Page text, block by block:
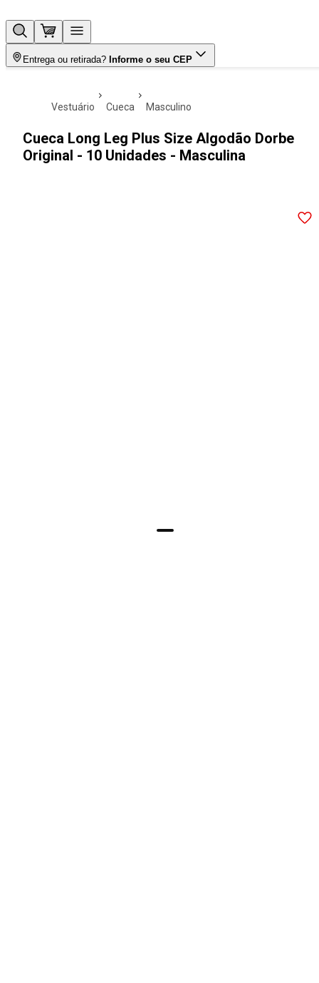
Entrega ou retirada? Informe o seu CEP
vestuário cueca masculino
Cueca Long Leg Plus Size Algodão Dorbe
Original - 10 Unidades - Masculina